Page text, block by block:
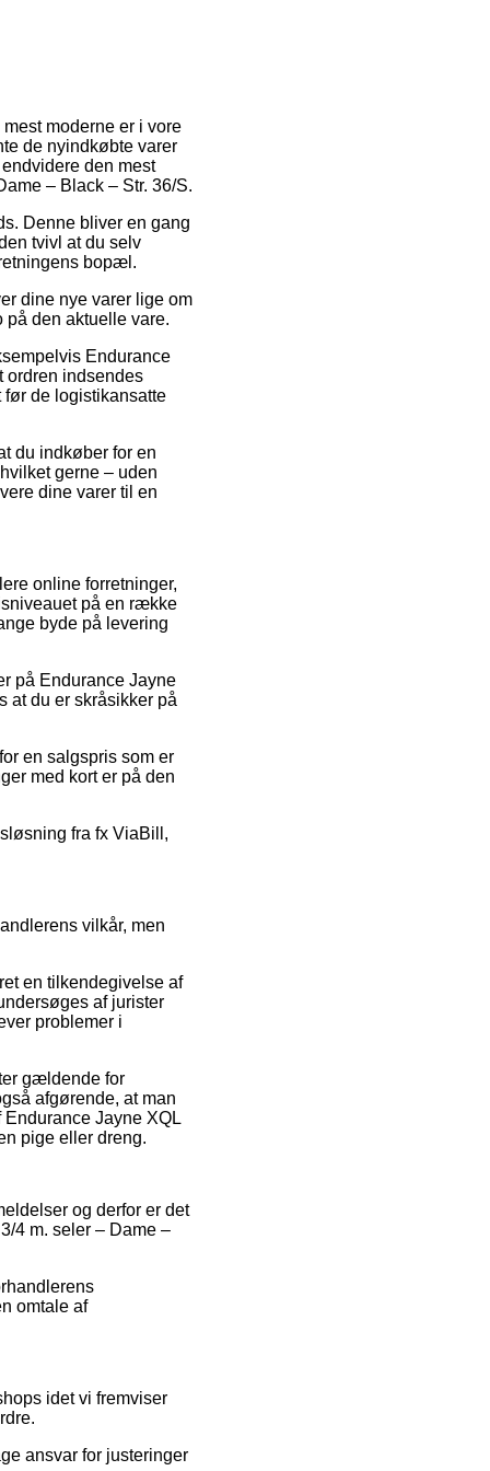
moderne er i vore
de nyindkøbte varer
den mest
– Black – Str. 36/S.
Denne bliver en gang
tvivl at du selv
bopæl.
dine nye varer lige om
på den aktuelle vare.
Endurance
ordren indsendes
før de logistikansatte
du indkøber for en
gerne – uden
dine varer til en
online forretninger,
på en række
byde på levering
på Endurance Jayne
at du er skråsikker på
en salgspris som er
med kort er på den
fra fx ViaBill,
vilkår, men
en tilkendegivelse af
af jurister
problemer i
gældende for
afgørende, at man
Jayne XQL
pige eller dreng.
og derfor er det
4 m. seler – Dame –
omtale af
idet vi fremviser
ansvar for justeringer